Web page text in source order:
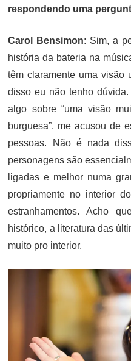
respondendo uma
Carol Bensimon: Sim, a
história da bateria na
têm claramente uma visão
disso eu não tenho
algo sobre “uma visão
burguesa”, me acusou de
pessoas. Não é nada
personagens são
ligadas e melhor numa
propriamente no interior
estranhamentos. Acho
histórico, a literatura das
muito pro interior.